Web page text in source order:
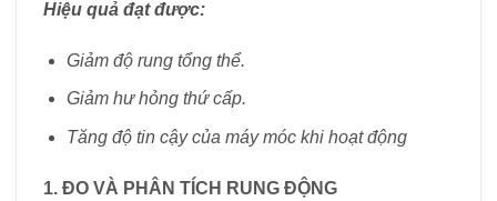
Hiệu quả đạt được:
Giảm độ rung tổng thể.
Giảm hư hỏng thứ cấp.
Tăng độ tin cậy của máy móc khi hoạt động
1. ĐO VÀ PHÂN TÍCH RUNG ĐỘNG